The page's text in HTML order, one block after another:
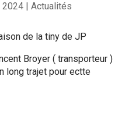
2024| Actualités
de la tiny de JP
Broyer ( transporteur )
long trajet pour ectte